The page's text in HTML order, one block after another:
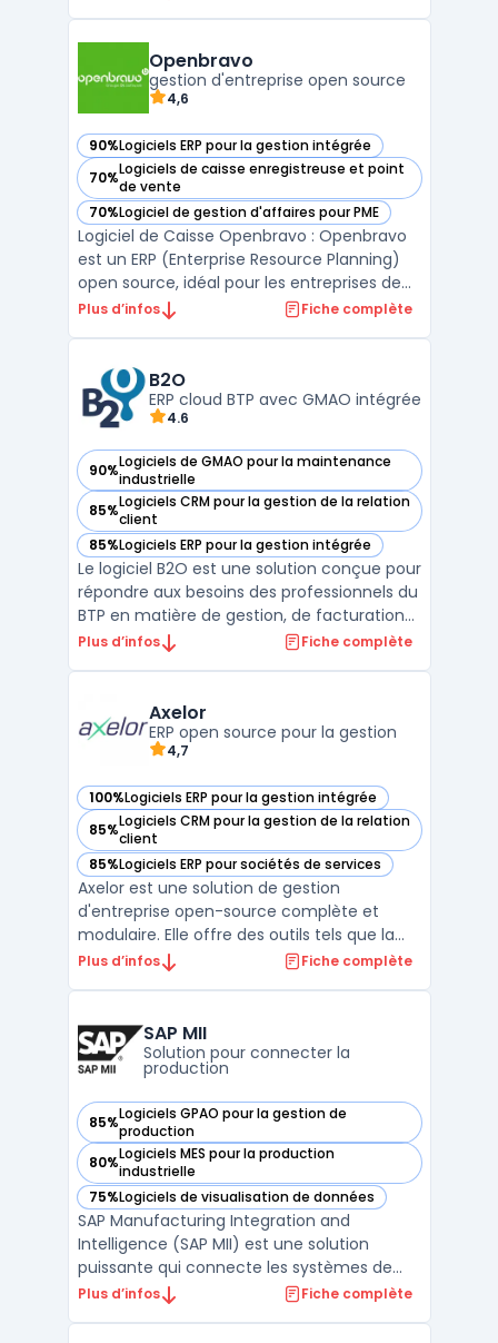
suivre votre pipeline de ventes, gérer les
projets et les tâches, fac ...
Openbravo
gestion d'entreprise open source
4,6
90%Logiciels ERP pour la gestion intégrée
— voir Openbravo dans cette catégorie
70%Logiciels de caisse enregistreuse et point
de vente
— voir Openbravo dans cette catégorie
70%Logiciel de gestion d'affaires pour PME
— voir Openbravo dans cette catégorie
Logiciel de Caisse Openbravo : Openbravo
est un ERP (Enterprise Resource Planning)
open source, idéal pour les entreprises de
petite et moyenne taille. Il permet de gérer
franchisées. Openbravo : est le choi ...
Plus d’infos Fiche complète
B2O
ERP cloud BTP avec GMAO intégrée
4.6
90%Logiciels de GMAO pour la maintenance
industrielle
— voir B2O dans cette catégorie
85%Logiciels CRM pour la gestion de la relation
client
— voir B2O dans cette catégorie
85%Logiciels ERP pour la gestion intégrée
— voir B2O dans cette catégorie
Le logiciel B2O est une solution conçue pour
répondre aux besoins des professionnels du
BTP en matière de gestion, de facturation
et de suivi d'activité. Destiné aux artisans,
centraliser l’ensemble des processus métier
sur ...
Plus d’infos Fiche complète
Axelor
ERP open source pour la gestion
4,7
100%Logiciels ERP pour la gestion intégrée
— voir Axelor dans cette catégorie
85%Logiciels CRM pour la gestion de la relation
client
— voir Axelor dans cette catégorie
85%Logiciels ERP pour sociétés de services
— voir Axelor dans cette catégorie
Axelor est une solution de gestion
d'entreprise open-source complète et
modulaire. Elle offre des outils tels que la
gestion de la relation client, la gestion des
fonctionnalités. Axelor permet de gérer
efficacement la ch ...
Plus d’infos Fiche complète
SAP MII
Solution pour connecter la
production
85%Logiciels GPAO pour la gestion de
production
— voir SAP MII dans cette catégorie
80%Logiciels MES pour la production
industrielle
— voir SAP MII dans cette catégorie
75%Logiciels de visualisation de données
— voir SAP MII dans cette catégorie
SAP Manufacturing Integration and
Intelligence (SAP MII) est une solution
puissante qui connecte les systèmes de
production aux opérations commerciales
Plus d’infos Fiche complète